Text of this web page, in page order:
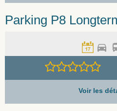
Parking P8
Voir les